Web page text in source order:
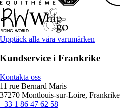
Upptäck alla våra varumärken
Kundservice i Frankrike
Kontakta oss
11 rue Bernard Maris
37270 Montlouis-sur-Loire, Frankrike
+33 1 86 47 62 58